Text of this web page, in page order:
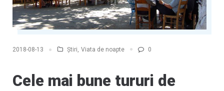
2018-08-13 Știri, Viata de noapte 0
Cele mai bune tururi de